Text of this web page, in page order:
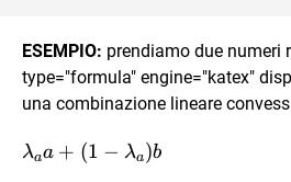
ESEMPIO: prendiamo due numeri
type="formula" engine="katex"
una combinazione lineare
\lambda_{a}a+
λaa + (1 − λa)b